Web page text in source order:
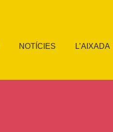
NOTÍCIES L’AIXADA